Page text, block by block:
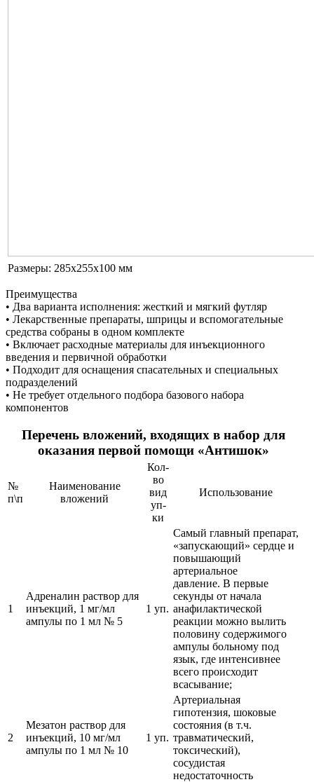
Размеры: 285х255х100 мм
Преимущества
• Два варианта исполнения: жесткий и мягкий футляр
• Лекарственные препараты, шприцы и вспомогательные
средства собраны в одном комплекте
• Включает расходные материалы для инъекционного
введения и первичной обработки
• Подходит для оснащения спасательных и специальных
подразделений
• Не требует отдельного подбора базового набора
компонентов
Перечень вложений, входящих в набор для
оказания первой помощи «Антишок»
№
п\п
Наименование
вложений
Кол-
во
вид
уп-
ки
Использование
1
Адреналин раствор для
инъекций, 1 мг/мл
ампулы по 1 мл № 5
1 уп.
Самый главный препарат,
«запускающий» сердце и
повышающий
артериальное
давление. В первые
секунды от начала
анафилактической
реакции можно вылить
половину содержимого
ампулы больному под
язык, где интенсивнее
всего происходит
всасывание;
2
Мезатон раствор для
инъекций, 10 мг/мл
ампулы по 1 мл № 10
1 уп.
Артериальная
гипотензия, шоковые
состояния (в т.ч.
травматический,
токсический),
сосудистая
недостаточность